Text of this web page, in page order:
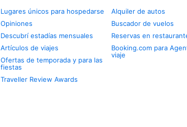
Lugares únicos para hospedarse
Opiniones
Descubrí estadías mensuales
Artículos de viajes
Ofertas de temporada y para las
fiestas
Traveller Review Awards
Alquiler de autos
Buscador de vuelos
Reservas en
Booking.com para
viaje